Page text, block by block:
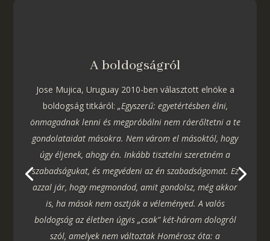
A boldogságról
Jose Mujica, Uruguay 2010-ben választott elnöke a
boldogság titkáról: „Egyszerű: egyetértésben élni,
önmagadnak lenni és megpróbálni nem ráerőltetni a te
gondolataidat másokra. Nem várom el másoktól, hogy
úgy éljenek, ahogy én. Inkább tisztelni szeretném a
szabadságukat, és megvédeni az én szabadságomat. Ez
azzal jár, hogy megmondod, amit gondolsz, még akkor
is, ha mások nem osztják a véleményed. A valós
boldogság az életben úgyis „csak” két-három dologról
szól, amelyek nem változtak Homérosz óta: a